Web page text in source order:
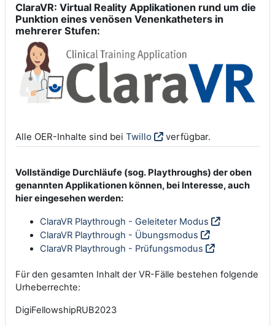
ClaraVR: Virtual Reality Applikationen rund um die
Punktion eines venösen Venenkatheters in
mehrerer Stufen:
Alle OER-Inhalte sind bei Twillo verfügbar.
Vollständige Durchläufe (sog. Playthroughs) der oben
genannten Applikationen können, bei Interesse, auch
hier eingesehen werden:
ClaraVR Playthrough - Geleiteter Modus
ClaraVR Playthrough - Übungsmodus
ClaraVR Playthrough - Prüfungsmodus
Für den gesamten Inhalt der VR-Fälle bestehen folgende
Urheberrechte:
DigiFellowshipRUB2023